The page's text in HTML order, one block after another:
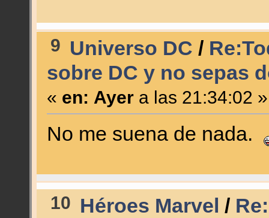
9 Universo DC /
sobre DC y no sepas
« en: Ayera las 21:34:02 »
No me suena de nada.
10 Héroes Marvel /